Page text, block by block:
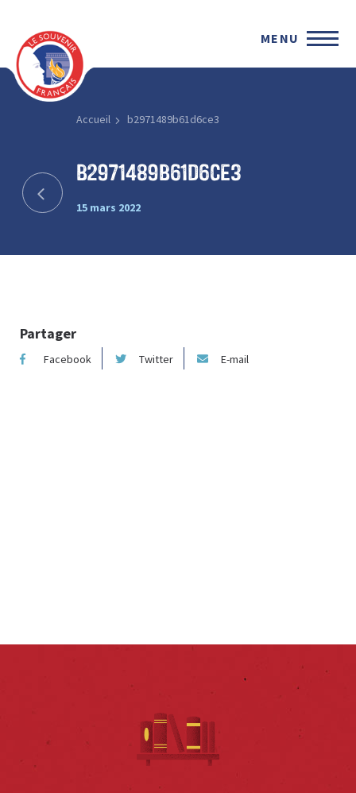
MENU
Accueil b2971489b61d6ce3
b2971489b61d6ce3
15 mars 2022
Partager
Facebook Twitter E-mail